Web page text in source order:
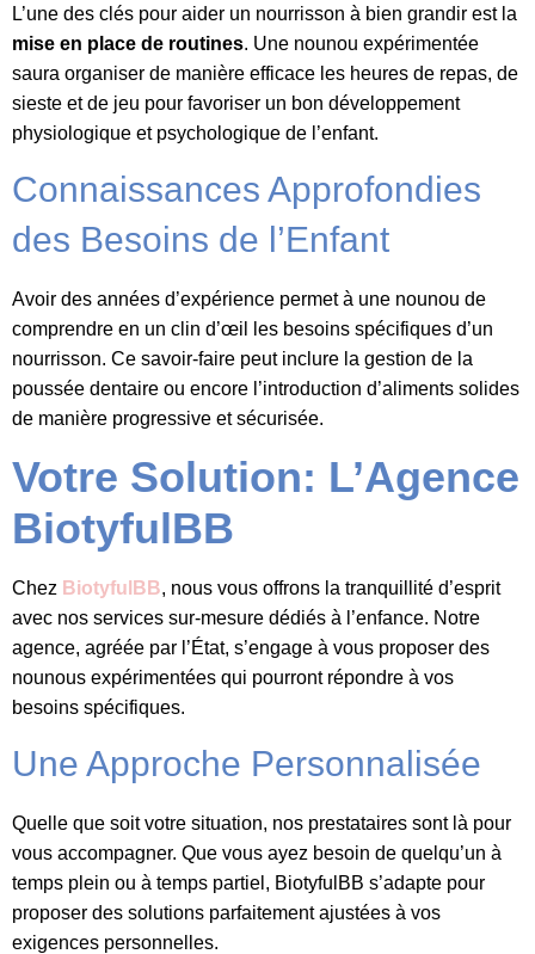
L’une des clés pour aider un nourrisson à bien grandir est la
mise en place de routines. Une nounou expérimentée
saura organiser de manière efficace les heures de repas, de
sieste et de jeu pour favoriser un bon développement
physiologique et psychologique de l’enfant.
Connaissances Approfondies
des Besoins de l’Enfant
Avoir des années d’expérience permet à une nounou de
comprendre en un clin d’œil les besoins spécifiques d’un
nourrisson. Ce savoir-faire peut inclure la gestion de la
poussée dentaire ou encore l’introduction d’aliments solides
de manière progressive et sécurisée.
Votre Solution: L’Agence
BiotyfulBB
Chez BiotyfulBB, nous vous offrons la tranquillité d’esprit
avec nos services sur-mesure dédiés à l’enfance. Notre
agence, agréée par l’État, s’engage à vous proposer des
nounous expérimentées qui pourront répondre à vos
besoins spécifiques.
Une Approche Personnalisée
Quelle que soit votre situation, nos prestataires sont là pour
vous accompagner. Que vous ayez besoin de quelqu’un à
temps plein ou à temps partiel, BiotyfulBB s’adapte pour
proposer des solutions parfaitement ajustées à vos
exigences personnelles.